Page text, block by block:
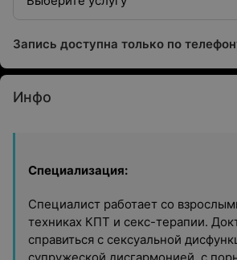
Запись доступна только по
Инфо
Специализация:
Специалист работает со
техниках КПТ и секс-терапии.
справиться с сексуальной